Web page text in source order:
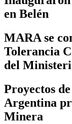
en Belén
MARA se
Tolerancia
del
Proyectos
Argentina
Minera